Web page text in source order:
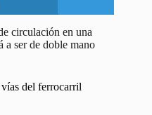
circulación en una
a ser de doble mano
del ferrocarril